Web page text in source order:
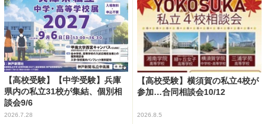
【高校受験】【中学受験】兵庫
県内の私立31校が集結、個別相
談会9/6
2026.7.28
【高校受験】横須賀の私立4校が
参加…合同相談会10/12
2026.8.5